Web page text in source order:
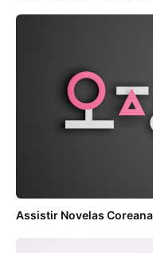
Assistir Novelas